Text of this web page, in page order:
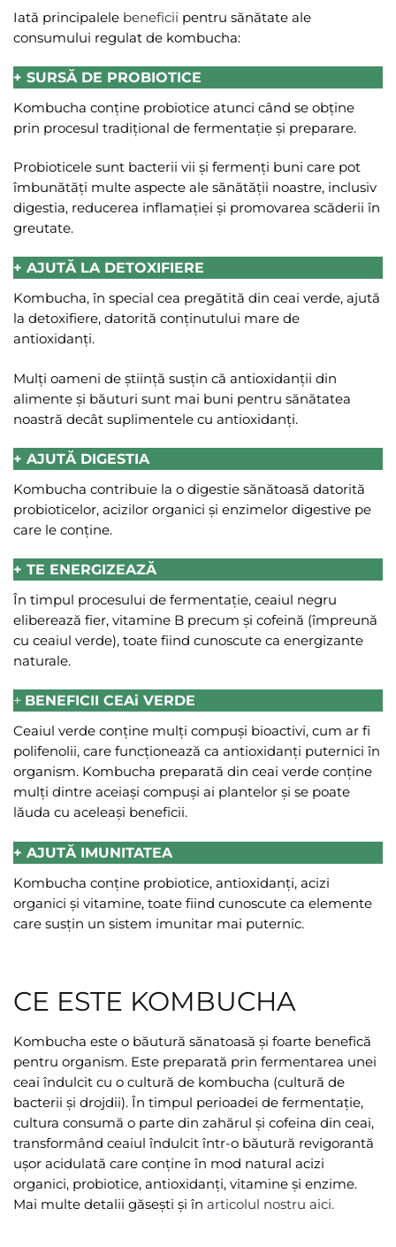
Iată principalele beneficii pentru sănătate ale
consumului regulat de kombucha:
+ SURSĂ DE PROBIOTICE
Kombucha conține probiotice atunci când se obține
prin procesul tradițional de fermentație și preparare.
Probioticele sunt bacterii vii și fermenți buni care pot
îmbunătăți multe aspecte ale sănătății noastre, inclusiv
digestia, reducerea inflamației și promovarea scăderii în
greutate.
+ AJUTĂ LA DETOXIFIERE
Kombucha, în special cea pregătită din ceai verde, ajută
la detoxifiere, datorită conținutului mare de
antioxidanți.
Mulți oameni de știință susțin că antioxidanții din
alimente și băuturi sunt mai buni pentru sănătatea
noastră decât suplimentele cu antioxidanți.
+ AJUTĂ DIGESTIA
Kombucha contribuie la o digestie sănătoasă datorită
probioticelor, acizilor organici și enzimelor digestive pe
care le conține.
+ TE ENERGIZEAZĂ
În timpul procesului de fermentație, ceaiul negru
eliberează fier, vitamine B precum și cofeină (împreună
cu ceaiul verde), toate fiind cunoscute ca energizante
naturale.
+ BENEFICII CEAi VERDE
Ceaiul verde conține mulți compuși bioactivi, cum ar fi
polifenolii, care funcționează ca antioxidanți puternici în
organism. Kombucha preparată din ceai verde conține
mulți dintre aceiași compuși ai plantelor și se poate
lăuda cu aceleași beneficii.
+ AJUTĂ IMUNITATEA
Kombucha conține probiotice, antioxidanți, acizi
organici și vitamine, toate fiind cunoscute ca elemente
care susțin un sistem imunitar mai puternic.
CE ESTE KOMBUCHA
Kombucha este o băutură sănatoasă și foarte benefică
pentru organism. Este preparată prin fermentarea unei
ceai îndulcit cu o cultură de kombucha (cultură de
bacterii și drojdii). În timpul perioadei de fermentație,
cultura consumă o parte din zahărul și cofeina din ceai,
transformând ceaiul îndulcit într-o băutură revigorantă
ușor acidulată care conține în mod natural acizi
organici, probiotice, antioxidanți, vitamine și enzime.
Mai multe detalii găsești și în articolul nostru aici.